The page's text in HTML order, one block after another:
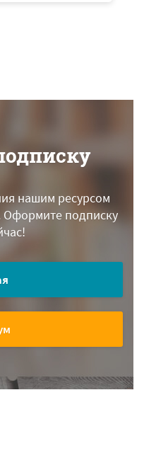
нашим ресурсом
Оформите подписку